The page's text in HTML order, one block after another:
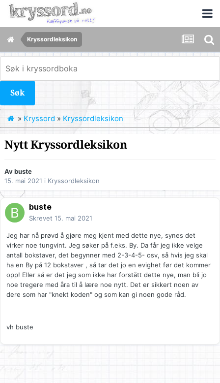
Kryssordleksikon
Søk
» Kryssord » Kryssordleksikon
Nytt Kryssordleksikon
Avbuste
15. mai 2021 i Kryssordleksikon
buste
Skrevet 15. mai 2021
Jeg har nå prøvd å gjøre meg kjent med dette nye, synes det
virker noe tungvint. Jeg søker på f.eks. By. Da får jeg ikke velge
antall bokstaver, det begynner med 2-3-4-5- osv, så hvis jeg skal
ha en By på 12 bokstaver , så tar det jo en evighet før det kommer
opp! Eller så er det jeg som ikke har forstått dette nye, man bli jo
noe tregere med åra til å lære noe nytt. Det er sikkert noen av
dere som har "knekt koden" og som kan gi noen gode råd.
vh buste